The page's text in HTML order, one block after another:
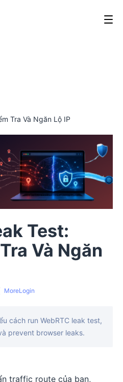
Tra Và Ngăn Lộ IP
Test:
Và Ngăn
MoreLogin
cách run WebRTC leak test,
prevent browser leaks.
traffic route của bạn,